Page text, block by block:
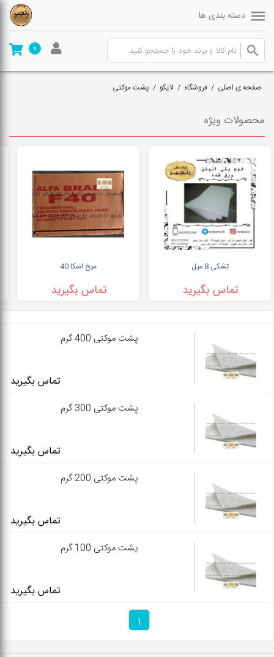
دسته بندی ها
0
صفحه ی اصلی / فروشگاه / لایکو / پشت موکتی
محصولات ویژه
تشکی 8 میل
تماس بگیرید
میخ اسکا 40
تماس بگیرید
پشت موکتی 400 گرم
تماس بگیرید
پشت موکتی 300 گرم
تماس بگیرید
پشت موکتی 200 گرم
تماس بگیرید
پشت موکتی 100 گرم
تماس بگیرید
1